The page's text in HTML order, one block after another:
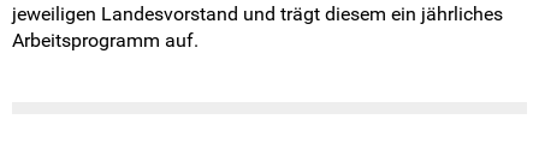
jeweiligen Landesvorstand und trägt diesem ein jährliches
Arbeitsprogramm auf.